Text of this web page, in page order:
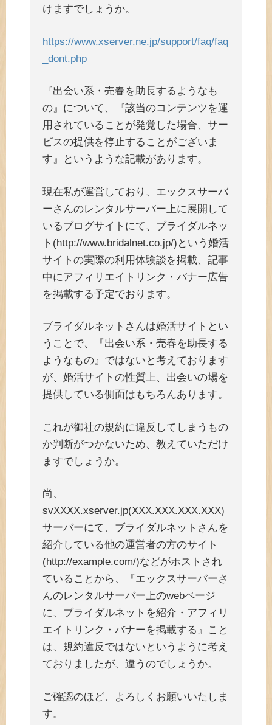
けますでしょうか。
https://www.xserver.ne.jp/support/faq/faq
_dont.php
『出会い系・売春を助長するようなも
の』について、『該当のコンテンツを運
用されていることが発覚した場合、サー
ビスの提供を停止することがございま
す』というような記載があります。
現在私が運営しており、エックスサーバ
ーさんのレンタルサーバー上に展開して
いるブログサイトにて、ブライダルネッ
ト(http://www.bridalnet.co.jp/)という婚活
サイトの実際の利用体験談を掲載、記事
中にアフィリエイトリンク・バナー広告
を掲載する予定でおります。
ブライダルネットさんは婚活サイトとい
うことで、『出会い系・売春を助長する
ようなもの』ではないと考えております
が、婚活サイトの性質上、出会いの場を
提供している側面はもちろんあります。
これが御社の規約に違反してしまうもの
か判断がつかないため、教えていただけ
ますでしょうか。
尚、
svXXXX.xserver.jp(XXX.XXX.XXX.XXX)
サーバーにて、ブライダルネットさんを
紹介している他の運営者の方のサイト
(http://example.com/)などがホストされ
ていることから、『エックスサーバーさ
んのレンタルサーバー上のwebページ
に、ブライダルネットを紹介・アフィリ
エイトリンク・バナーを掲載する』こと
は、規約違反ではないというように考え
ておりましたが、違うのでしょうか。
ご確認のほど、よろしくお願いいたしま
す。